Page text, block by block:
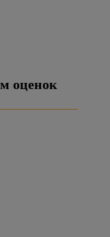
оценок